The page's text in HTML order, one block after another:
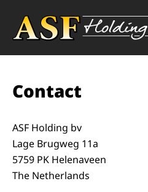
PRODUCTEN
KWALITEIT
CARRIÈRE
CONTACT
Contact
ASF Holding bv
Lage Brugweg 11a
5759 PK Helenaveen
The Netherlands